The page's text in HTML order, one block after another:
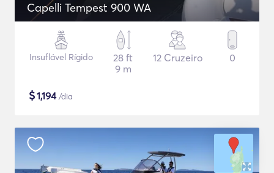
Capelli Tempest 900 WA
Insuflável Rígido
28 ft
9 m
12 Cruzeiro 0
$1,194/dia